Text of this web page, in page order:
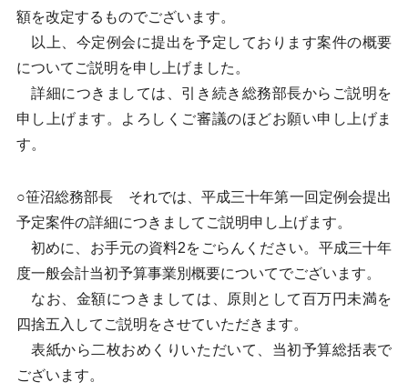
額を改定するものでございます。
以上、今定例会に提出を予定しております案件の概要
についてご説明を申し上げました。
詳細につきましては、引き続き総務部長からご説明を
申し上げます。よろしくご審議のほどお願い申し上げま
す。
○笹沼総務部長 それでは、平成三十年第一回定例会提出
予定案件の詳細につきましてご説明申し上げます。
初めに、お手元の資料2をごらんください。平成三十年
度一般会計当初予算事業別概要についてでございます。
なお、金額につきましては、原則として百万円未満を
四捨五入してご説明をさせていただきます。
表紙から二枚おめくりいただいて、当初予算総括表で
ございます。